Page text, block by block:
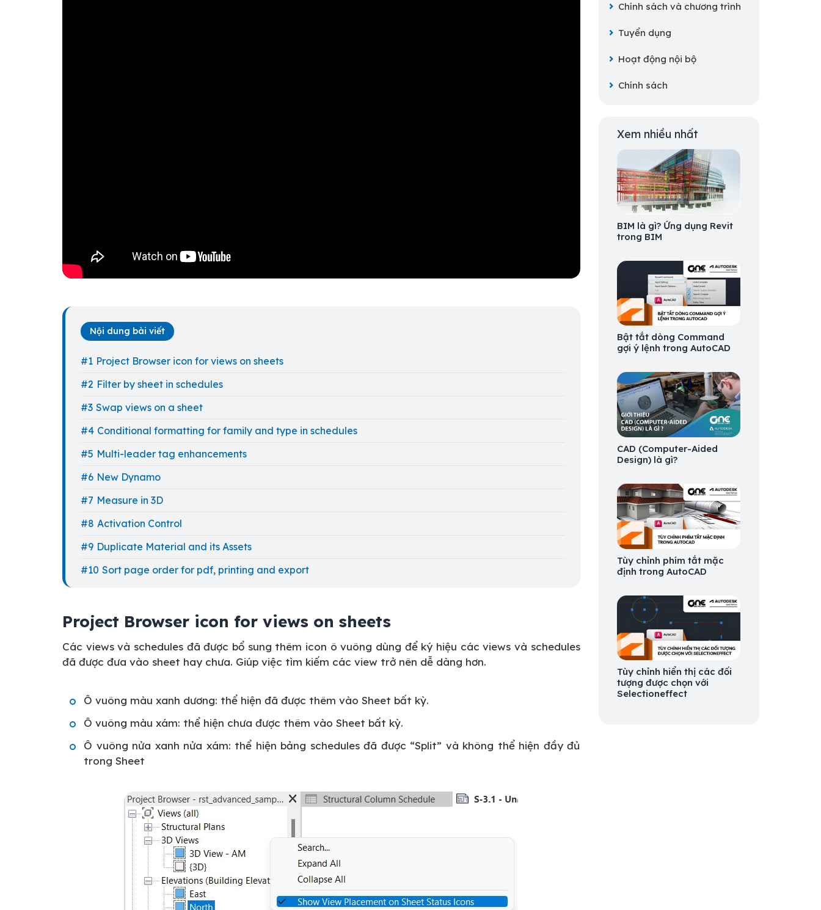
Nội dung bài viết
Project Browser icon for views on sheets
Filter by sheet in schedules
Swap views on a sheet
Conditional formatting for family and type in schedules
Multi-leader tag enhancements
New Dynamo
Measure in 3D
Activation Control
Duplicate Material and its Assets
Sort page order for pdf, printing and export
Project Browser icon for views on sheets
Các views và schedules đã được bổ sung thêm icon ô vuông dùng để ký hiệu các views và schedules
đã được đưa vào sheet hay chưa. Giúp việc tìm kiếm các view trở nên dễ dàng hơn.
Ô vuông màu xanh dương: thể hiện đã được thêm vào Sheet bất kỳ.
Ô vuông màu xám: thể hiện chưa được thêm vào Sheet bất kỳ.
Ô vuông nửa xanh nửa xám: thể hiện bảng schedules đã được “Split” và không thể hiện đầy đủ
trong Sheet
Chính sách và chương trình
Tuyển dụng
Hoạt động nội bộ
Chính sách
Xem nhiều nhất
BIM là gì? Ứng dụng Revit
trong BIM
Bật tắt dòng Command
gợi ý lệnh trong AutoCAD
CAD (Computer-Aided
Design) là gì?
Tùy chỉnh phím tắt mặc
định trong AutoCAD
Tùy chỉnh hiển thị các đối
tượng được chọn với
Selectioneffect